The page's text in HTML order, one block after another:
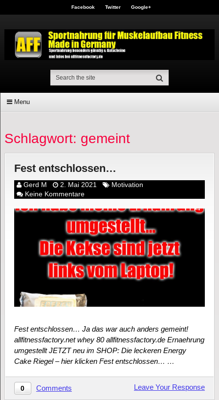
Facebook Twitter Google+
Menu
Schlagwort: gemeint
Fest entschlossen…
Gerd M 2. Mai 2021
Motivation
Keine Kommentare
Fest entschlossen… Ja das war auch anders gemeint!
allfitnessfactory.net whey 80 allfitnessfactory.de Ernaehrung
umgestellt JETZT neu im SHOP: Die leckeren Energy
Cake Riegel – hier klicken Fest entschlossen… …
0 Comments Leave Your Response